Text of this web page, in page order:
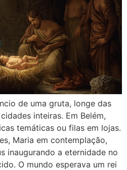
de uma gruta, longe das
inteiras. Em Belém,
temáticas ou filas em lojas.
Maria em contemplação,
inaugurando a eternidade no
O mundo esperava um rei